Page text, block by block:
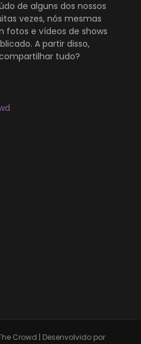
de alguns dos nossos
vezes, nós mesmas
fotos e vídeos de shows
A partir disso,
tudo?
Crowd | Desenvolvido por